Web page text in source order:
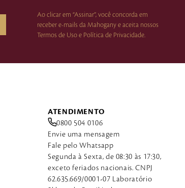
Ao clicar em “Assinar”, você concorda em
receber e-mails da Mahogany e aceita nossos
Termos de Uso e Política de Privacidade.
ATENDIMENTO
0800 504 0106
Envie uma mensagem
Fale pelo Whatsapp
Segunda à Sexta, de 08:30 às 17:30,
exceto feriados nacionais. CNPJ
62.635.669/0001-07 Laboratório